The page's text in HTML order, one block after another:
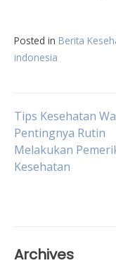
Posted in Berita
indonesia
Post
Tips Kesehatan
Pentingnya Rutin
Melakukan
Kesehatan
Archives